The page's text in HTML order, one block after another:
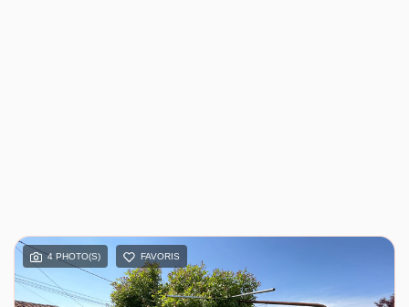
4 PHOTO(S) FAVORIS